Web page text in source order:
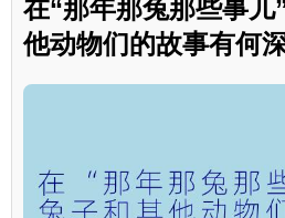
在“那年那兔那些事儿
他动物们的故事有何